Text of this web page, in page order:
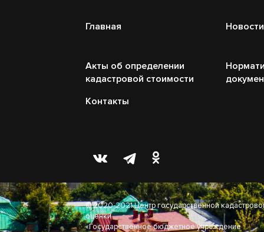
Главная Новости
Акты об определении
кадастровой стоимости
Контакты
© 2020-2021 Центр государственной
оценки
«Государственное бюджетное учреждение